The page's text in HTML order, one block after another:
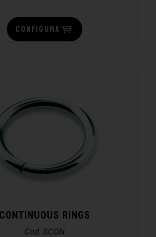
CONFIGURA
CONTINUOUS RINGS
Cod. SCON